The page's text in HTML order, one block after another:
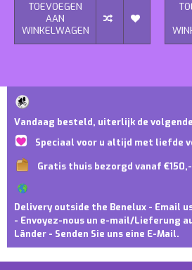
TOEVOEGEN
AAN
WINKELWAGEN
Vandaag besteld, uiterlijk de
Speciaal voor u altijd met liefde
Gratis thuis bezorgd vanaf
Delivery outside the Benelux - Email
- Envoyez-nous un e-mail/Lieferung
Länder - Senden Sie uns eine E-Mail.